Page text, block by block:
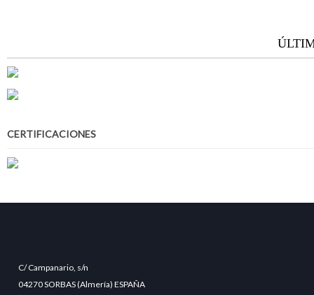
CERTIFICACIONES
C/ Campanario, s/n
04270 SORBAS (Almería) ESPAÑA